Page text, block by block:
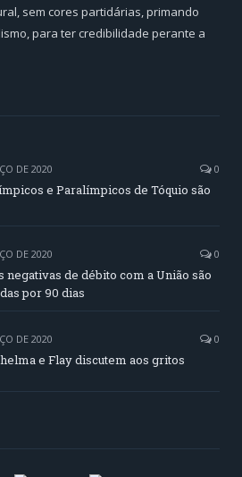
sem cores partidárias, primando
para ter credibilidade perante a
DE 2020 0
e Paralímpicos de Tóquio são
DE 2020 0
negativas de débito com a União são
por 90 dias
DE 2020 0
e Flay discutem aos gritos